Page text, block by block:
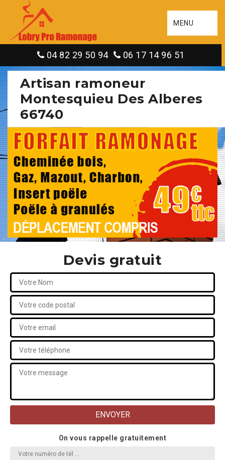
MENU
04 82 29 50 94 06 17 14 96 51
Artisan ramoneur
Montesquieu Des Alberes
66740
Devis gratuit
On vous rappelle gratuitement